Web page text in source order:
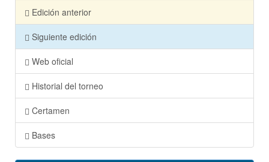
Edición anterior
Siguiente edición
Web oficial
Historial del torneo
Certamen
Bases